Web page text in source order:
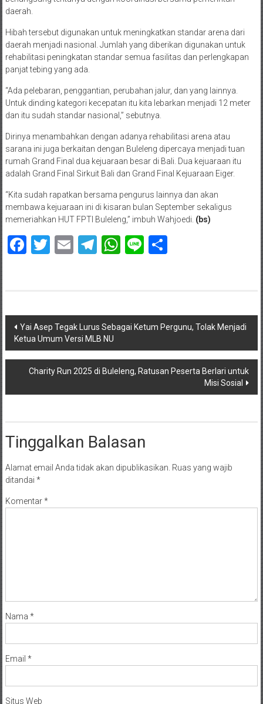
daerah.
Hibah tersebut digunakan untuk meningkatkan standar arena dari
daerah menjadi nasional. Jumlah yang diberikan digunakan untuk
rehabilitasi peningkatan standar semua fasilitas dan perlengkapan
panjat tebing yang ada.
“Ada pelebaran, penggantian, perubahan jalur, dan yang lainnya.
Untuk dinding kategori kecepatan itu kita lebarkan menjadi 12 meter
dan itu sudah standar nasional,” sebutnya.
Dirinya menambahkan dengan adanya rehabilitasi arena atau
sarana ini juga berkaitan dengan Buleleng dipercaya menjadi tuan
rumah Grand Final dua kejuaraan besar di Bali. Dua kejuaraan itu
adalah Grand Final Sirkuit Bali dan Grand Final Kejuaraan Eiger.
“Kita sudah rapatkan bersama pengurus lainnya dan akan
membawa kejuaraan ini di kisaran bulan September sekaligus
memeriahkan HUT FPTI Buleleng,” imbuh Wahjoedi. (bs)
Facebook
Twitter
EmailTelegram
WhatsApp
LineShare
Navigasi
pos
Yai Asep Tegak Lurus Sebagai Ketum Pergunu, Tolak Menjadi
Ketua Umum Versi MLB NU
Charity Run 2025 di Buleleng, Ratusan Peserta Berlari untuk
Misi Sosial
Tinggalkan Balasan
Alamat email Anda tidak akan dipublikasikan. Ruas yang wajib
ditandai *
Komentar*
Nama *
Email *
Situs Web